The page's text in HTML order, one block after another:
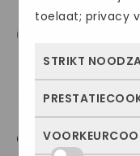
toelaat; privacy
STRIKT
Deze cookies
kunnen niet
Met deze